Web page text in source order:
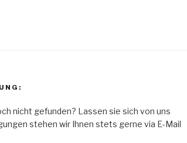
nicht gefunden? Lassen sie sich von uns
stehen wir Ihnen stets gerne via E-Mail